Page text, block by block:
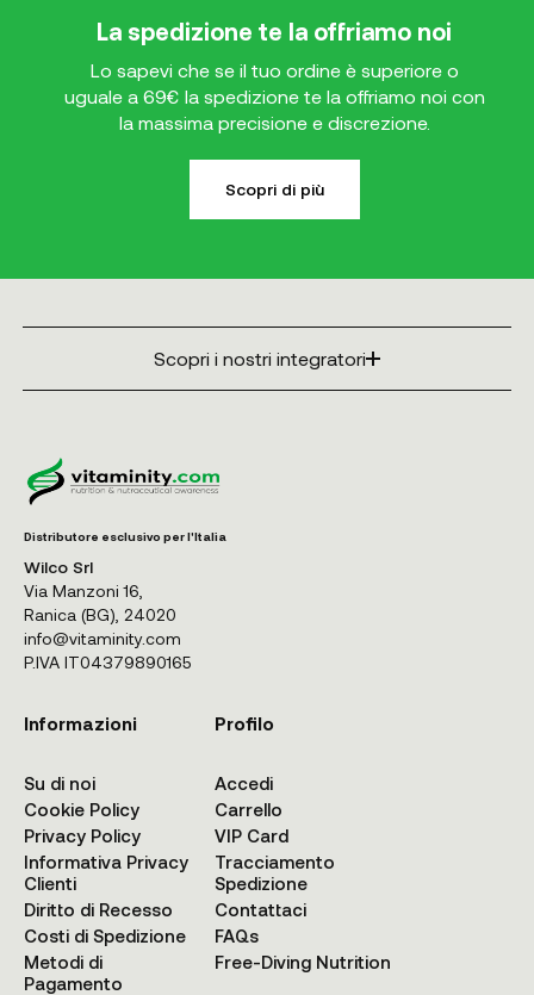
La spedizione te la offriamo noi
Lo sapevi che se il tuo ordine è superiore o
uguale a 69€ la spedizione te la offriamo noi con
la massima precisione e discrezione.
Scopri di più
Scopri i nostri integratori
Distributore esclusivo per l'Italia
Wilco Srl
Via Manzoni 16,
Ranica (BG), 24020
info@vitaminity.com
P.IVA IT04379890165
Informazioni
Su di noi
Cookie Policy
Privacy Policy
Informativa Privacy
Clienti
Diritto di Recesso
Costi di Spedizione
Metodi di
Pagamento
Profilo
Accedi
Carrello
VIP Card
Tracciamento
Spedizione
Contattaci
FAQs
Free-Diving Nutrition